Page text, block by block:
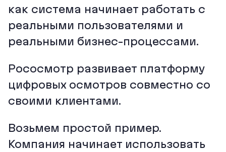
как система начинает работать с
реальными пользователями и
реальными бизнес-процессами.
Рососмотр развивает платформу
цифровых осмотров совместно со
своими клиентами.
Возьмем простой пример.
Компания начинает использовать